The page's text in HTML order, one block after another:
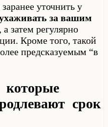
уточнить у
за вашим
, а затем регулярно
Кроме того, такой
предсказуемым “в
срок